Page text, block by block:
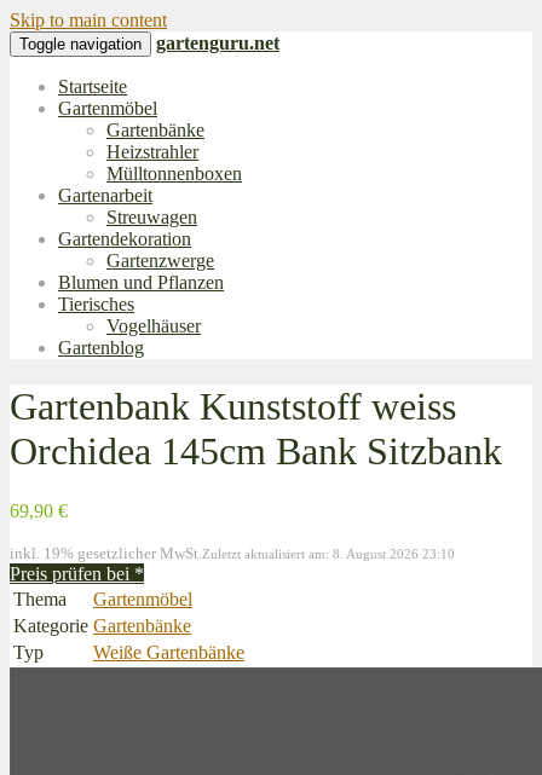
Skip to main content
Toggle navigation gartenguru.net
Startseite
Gartenmöbel
Gartenbänke
Heizstrahler
Mülltonnenboxen
Gartenarbeit
Streuwagen
Gartendekoration
Gartenzwerge
Blumen und Pflanzen
Tierisches
Vogelhäuser
Gartenblog
Gartenbank Kunststoff weiss
Orchidea 145cm Bank Sitzbank
69,90 €
inkl. 19% gesetzlicher MwSt. Zuletzt aktualisiert am: 8. August 2026 23:10
Preis prüfen bei *
Thema
Gartenmöbel
Kategorie Gartenbänke
Typ
Weiße Gartenbänke